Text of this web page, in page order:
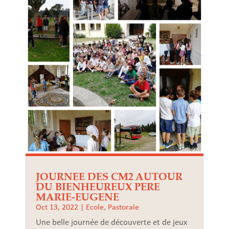
JOURNEE DES CM2 AUTOUR
DU BIENHEUREUX PERE
MARIE-EUGENE
Oct 13, 2022 Ecole, Pastorale
Une belle journée de découverte et de jeux